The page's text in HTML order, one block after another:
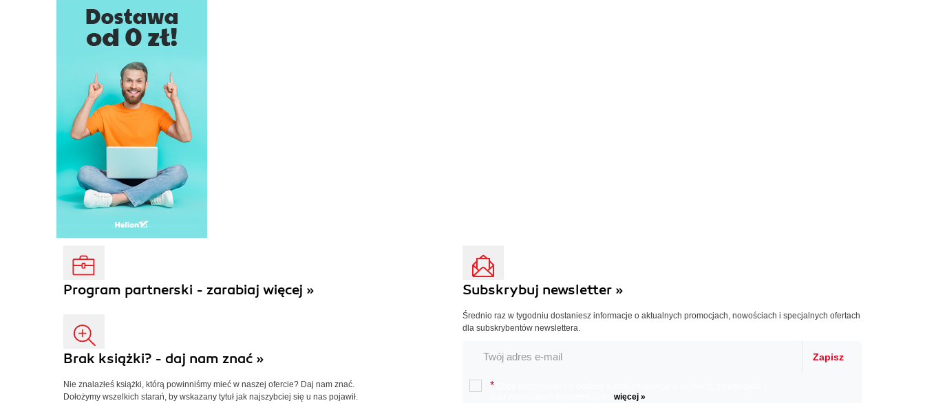
Program partnerski - zarabiaj więcej »
Brak książki? - daj nam znać »
Nie znalazłeś książki, którą powinniśmy mieć w naszej ofercie? Daj nam znać.
Dołożymy wszelkich starań, by wskazany tytuł jak najszybciej się u nas pojawił.
Subskrybuj newsletter »
Średnio raz w tygodniu dostaniesz informacje o aktualnych promocjach, nowościach i specjalnych ofertach
dla subskrybentów newslettera.
Zapisz
*
więcej »